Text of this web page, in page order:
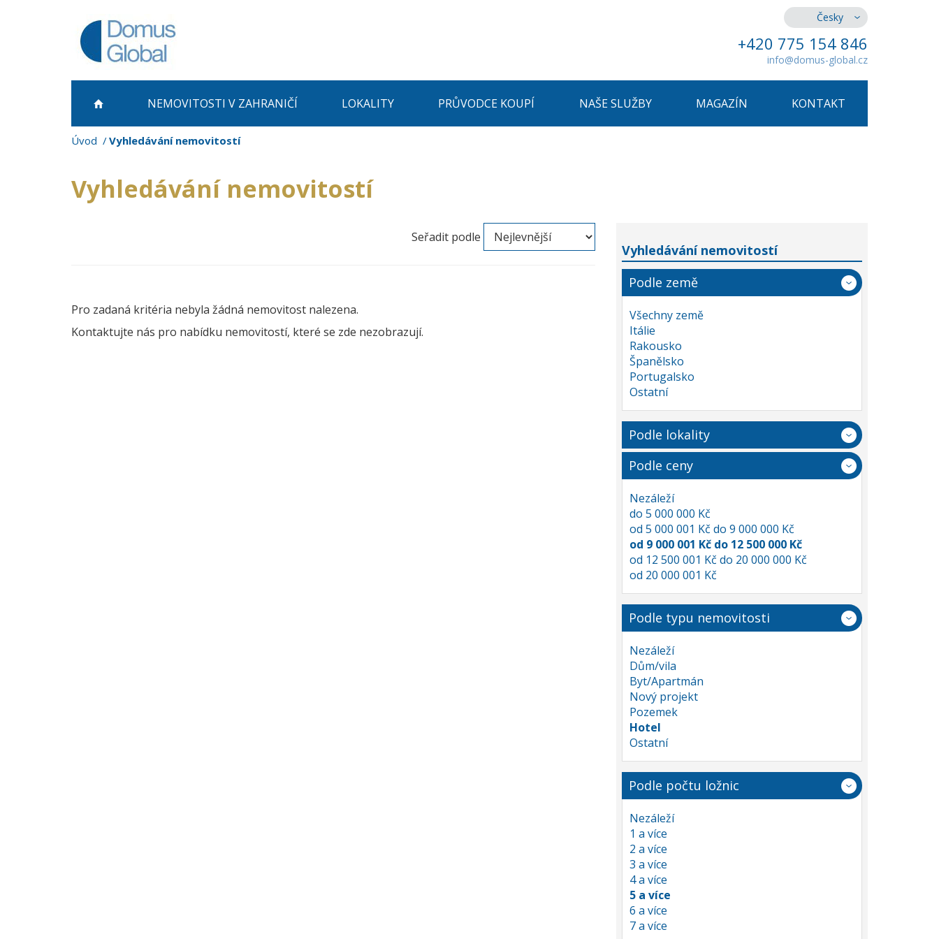
Česky
+420 775 154 846
info@domus-global.cz
NEMOVITOSTI V ZAHRANIČÍ LOKALITY PRŮVODCE KOUPÍ NAŠE SLUŽBY MAGAZÍN KONTAKT
Úvod Vyhledávání nemovitostí
Vyhledávání nemovitostí
Seřadit podle
Pro zadaná kritéria nebyla žádná nemovitost nalezena.
Kontaktujte nás pro nabídku nemovitostí, které se zde nezobrazují.
Vyhledávání nemovitostí
Podle země
Všechny země
Itálie
Rakousko
Španělsko
Portugalsko
Ostatní
Podle lokality
Podle ceny
Nezáleží
do 5 000 000 Kč
od 5 000 001 Kč do 9 000 000 Kč
od 9 000 001 Kč do 12 500 000 Kč
od 12 500 001 Kč do 20 000 000 Kč
od 20 000 001 Kč
Podle typu nemovitosti
Nezáleží
Dům/vila
Byt/Apartmán
Nový projekt
Pozemek
Hotel
Ostatní
Podle počtu ložnic
Nezáleží
1 a více
2 a více
3 a více
4 a více
5 a více
6 a více
7 a více